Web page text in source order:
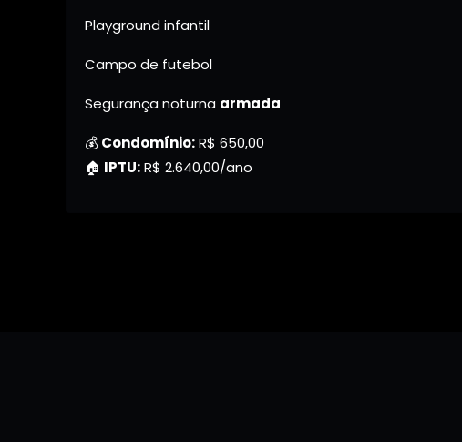
Playground infantil
Campo de futebol
Segurança noturna armada
💰 Condomínio:R$ 650,00
🏠 IPTU:R$ 2.640,00/ano